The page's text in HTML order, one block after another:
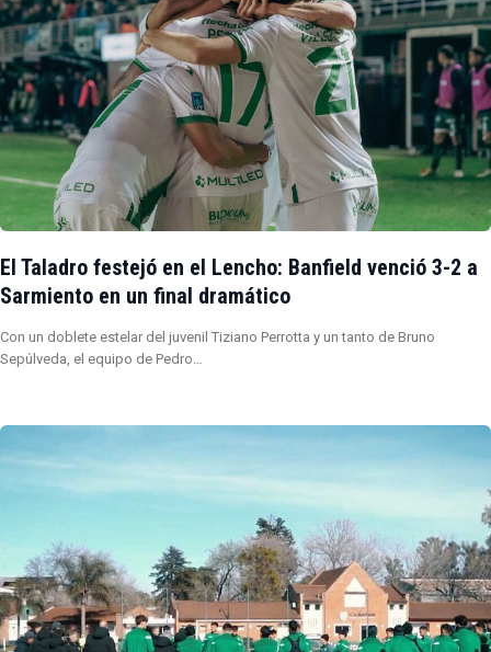
El Taladro festejó en el Lencho: Banfield venció 3-2 a
Sarmiento en un final dramático
Con un doblete estelar del juvenil Tiziano Perrotta y un tanto de Bruno
Sepúlveda, el equipo de Pedro…